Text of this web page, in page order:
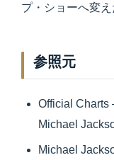
プ・ショーへ変え
参照元
Official Charts
Michael
Michael